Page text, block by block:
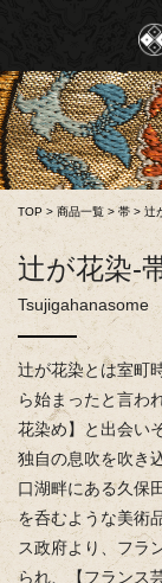
TOP > 商品一覧 >帯 > 辻
辻が花染-
Tsujigahanasome
辻が花染とは室町
ら始まったと言わ
花染め】と出会い
独自の息吹を吹き
口湖畔にある久保
を呑むような美術
ス政府より、フラ
られ、【フランス